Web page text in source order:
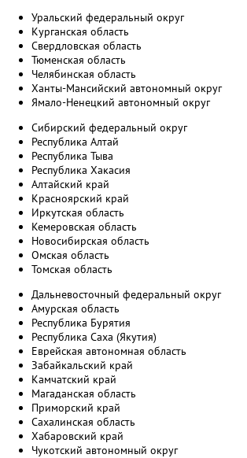
Уральский федеральный округ
Курганская область
Свердловская область
Тюменская область
Челябинская область
Ханты-Мансийский автономный округ
Ямало-Ненецкий автономный округ
Сибирский федеральный округ
Республика Алтай
Республика Тыва
Республика Хакасия
Алтайский край
Красноярский край
Иркутская область
Кемеровская область
Новосибирская область
Омская область
Томская область
Дальневосточный федеральный округ
Амурская область
Республика Бурятия
Республика Саха (Якутия)
Еврейская автономная область
Забайкальский край
Камчатский край
Магаданская область
Приморский край
Сахалинская область
Хабаровский край
Чукотский автономный округ